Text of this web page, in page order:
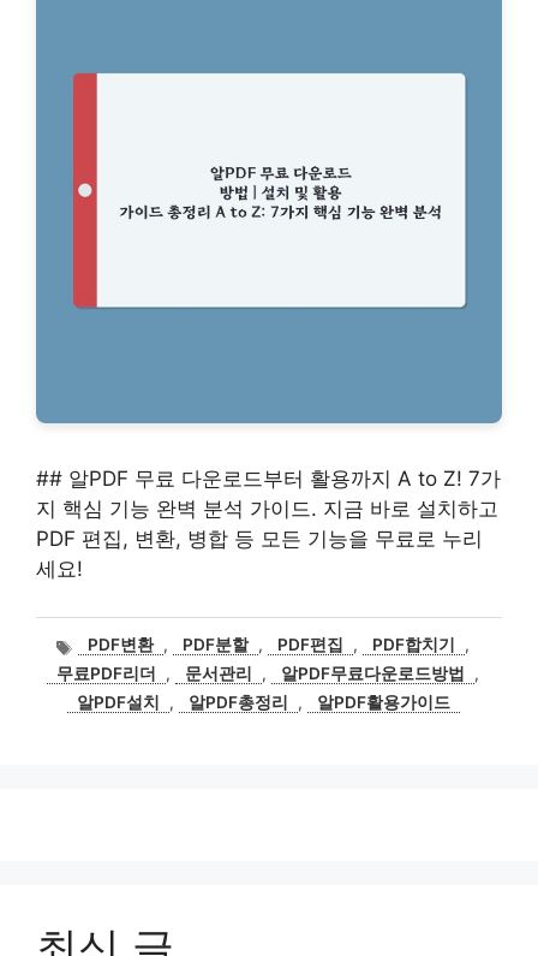
## 알PDF 무료 다운로드부터 활용까지 A to Z! 7가
지 핵심 기능 완벽 분석 가이드. 지금 바로 설치하고
PDF 편집, 변환, 병합 등 모든 기능을 무료로 누리
세요!
태
그
PDF변환 , PDF분할 , PDF편집 , PDF합치기
,
무료PDF리더
, 문서관리 , 알PDF무료다운로드방법
,
알PDF설치
, 알PDF총정리 , 알PDF활용가이드